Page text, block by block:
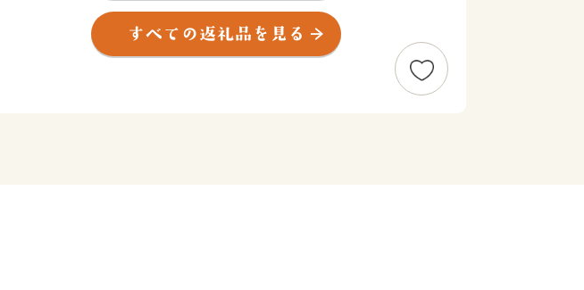
まれ、吉野熊野国立公園および枯木灘県立自然公園の指定を受けて